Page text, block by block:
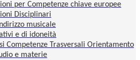
per Competenze chiave europee
Disciplinari
musicale
e di idoneità
Competenze Trasversali Orientamento
e materie